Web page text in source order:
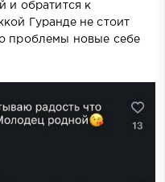
и обратится к
Гуранде не стоит
проблемы новые себе